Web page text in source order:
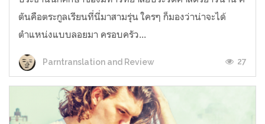
ตันคือตระกูลเรียนที่นี่มาสามรุ่น ใครๆ ก็มองว่าน่าจะได้
ตำแหน่งแบบลอยมา ครอบครัว...
Parntranslation and Review 27